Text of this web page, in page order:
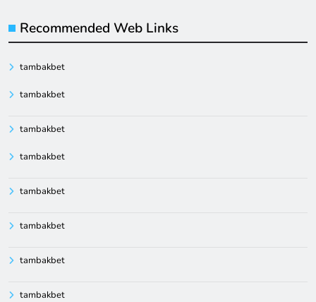
Recommended Web Links
tambakbet
tambakbet
tambakbet
tambakbet
tambakbet
tambakbet
tambakbet
tambakbet